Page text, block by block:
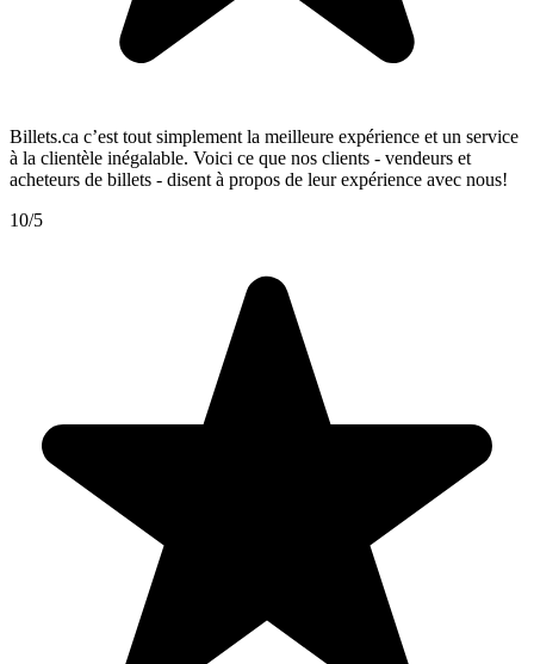
Billets.ca c’est tout simplement la meilleure expérience et un service
à la clientèle inégalable. Voici ce que nos clients - vendeurs et
acheteurs de billets - disent à propos de leur expérience avec nous!
10/5